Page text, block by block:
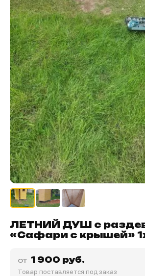
ЛЕТНИЙ ДУШ с
«Сафари с крышей»
от 1 900 руб.
Товар поставляется под заказ